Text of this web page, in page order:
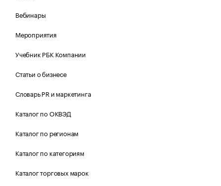
Вебинары
Мероприятия
Учебник РБК Компании
Статьи о бизнесе
Словарь PR и маркетинга
Каталог по ОКВЭД
Каталог по регионам
Каталог по категориям
Каталог торговых марок